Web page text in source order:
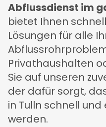
Abflussdienst im
bietet Ihnen
Lösungen für alle
Privathaushalten
Sie auf unseren
der dafür sorgt,
in Tulln schnell
werden.